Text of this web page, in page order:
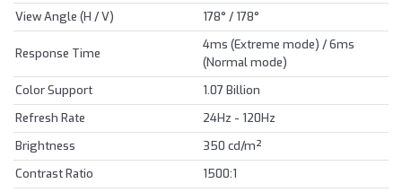
View Angle (H / V)
178° / 178°
Response Time
4ms (Extreme mode) / 6ms
(Normal mode)
Color Support
1.07 Billion
Refresh Rate
24Hz - 120Hz
Brightness
350 cd/m²
Contrast Ratio
1500:1